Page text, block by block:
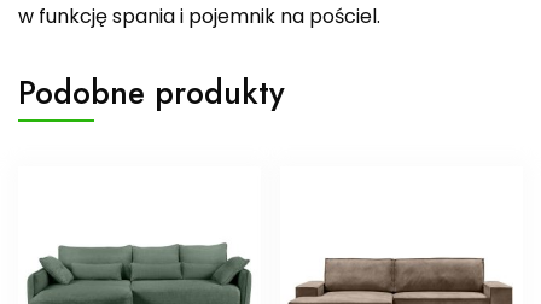
w funkcję spania i pojemnik na pościel.
Podobne produkty